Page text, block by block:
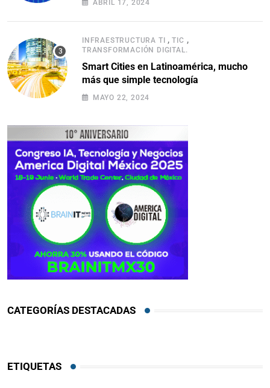
ABRIL 17, 2024
INFRAESTRUCTURA TI ,TIC ,
TRANSFORMACIÓN DIGITAL.
Smart Cities en Latinoamérica, mucho
más que simple tecnología
MAYO 22, 2024
CATEGORÍAS DESTACADAS
ETIQUETAS